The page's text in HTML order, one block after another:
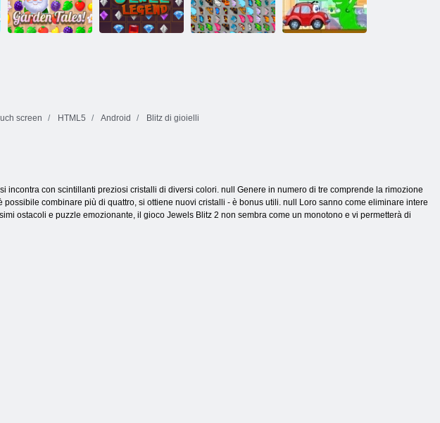
Forest Match Candy Rain 5
screen HTML5 Android Blitz di gioielli
incontra con scintillanti preziosi cristalli di diversi colori. null Genere in numero di tre comprende la rimozione
combinare più di quattro, si ottiene nuovi cristalli - è bonus utili. null Loro sanno come eliminare intere
ostacoli e puzzle emozionante, il gioco Jewels Blitz 2 non sembra come un monotono e vi permetterà di